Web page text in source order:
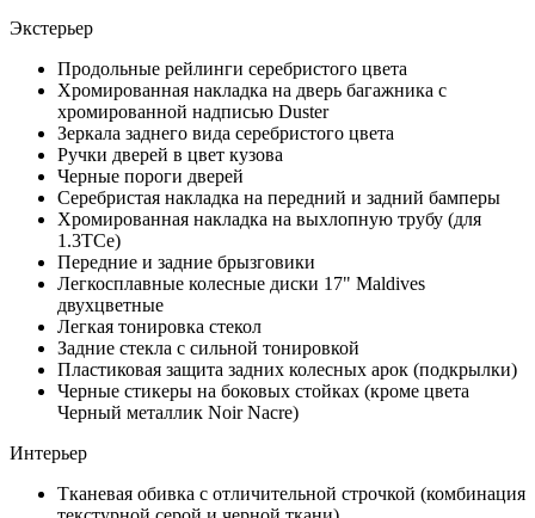
Экстерьер
Продольные рейлинги серебристого цвета
Хромированная накладка на дверь багажника с
хромированной надписью Duster
Зеркала заднего вида серебристого цвета
Ручки дверей в цвет кузова
Черные пороги дверей
Серебристая накладка на передний и задний бамперы
Хромированная накладка на выхлопную трубу (для
1.3TCe)
Передние и задние брызговики
Легкосплавные колесные диски 17" Maldives
двухцветные
Легкая тонировка стекол
Задние стекла с сильной тонировкой
Пластиковая защита задних колесных арок (подкрылки)
Черные стикеры на боковых стойках (кроме цвета
Черный металлик Noir Nacre)
Интерьер
Тканевая обивка с отличительной строчкой (комбинация